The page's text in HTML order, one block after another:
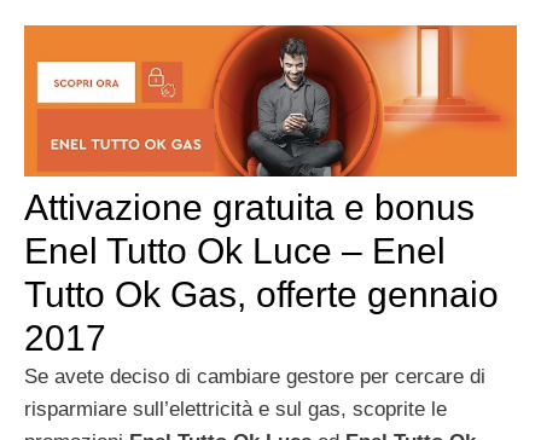
Attivazione gratuita e bonus
Enel Tutto Ok Luce – Enel
Tutto Ok Gas, offerte gennaio
2017
Se avete deciso di cambiare gestore per cercare di
risparmiare sull’elettricità e sul gas, scoprite le